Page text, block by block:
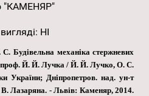
"КАМЕНЯР"
: НІ
Будівельна механіка стержневих
проф. Й. Й. Лучка / Й. Й. Лучко, О. С.
України; Дніпропетров. над. ун-т
В. Лазаряна. - Львів: Каменяр, 2014.